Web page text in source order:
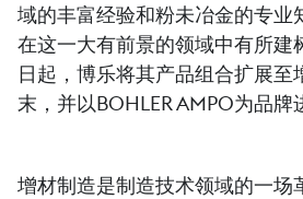
域的丰富经验和粉未冶金的专业
在这一大有前景的领域中有所
日起，博乐将其产品组合扩展至
末，并以BOHLER AMPO为品牌
增材制造是制造技术领域的一场